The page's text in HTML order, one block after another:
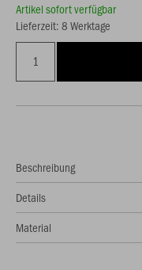
Artikel sofort verfügbar
Lieferzeit: 8 Werktage
Beschreibung
Details
Material